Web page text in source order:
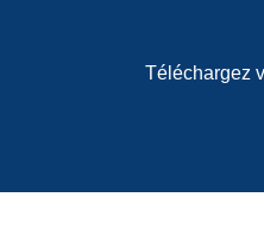
Téléchargez